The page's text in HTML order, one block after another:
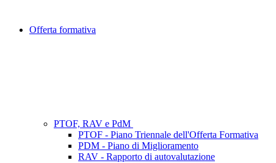
Offerta formativa
PTOF, RAV e PdM
PTOF - Piano Triennale dell'Offerta Formativa
PDM - Piano di Miglioramento
RAV - Rapporto di autovalutazione